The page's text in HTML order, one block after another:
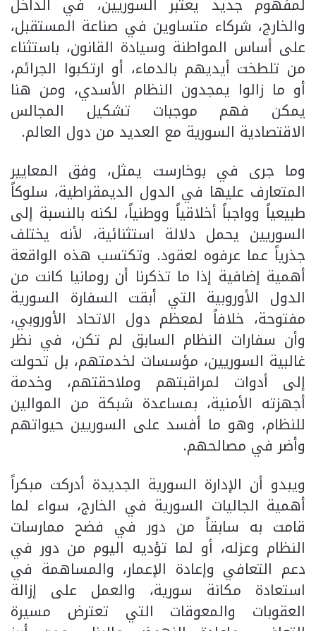
والخارج، شركاء متساوين في صناعة المستقبل،
على أساس المواطنة وسيادة القانون، باستثناء
من تلطخت أيديهم بالدماء، أو ارتكبوا الجرائم،
أو ما زالوا يمجدون النظام الأسدي، ومن هنا
يمكن فهم موجبات تشكيل المجالس
الاقتصادية السورية مع العديد من دول العالم.
وما جرى في بوخارست يمثل، وفق المعايير
المتعارف عليها في الدول الديمقراطية، سلوكاً
طبيعياً وواجباً أخلاقياً ووطنياً، لكنه بالنسبة إلى
السوريين يحمل دلالة استثنائية، لأنه يختلف
جذرياً عما عرفوه لعقود. وتكتسب هذه الواقعة
أهمية إضافية إذا ما تذكرنا أن رومانيا كانت من
الدول الأوروبية التي أبقت السفارة السورية
مفتوحة، خلافاً لمعظم دول الاتحاد الأوروبي،
وأن سفارات النظام السابق لم تكن، في نظر
غالبية السوريين، مؤسسات لخدمتهم، بل تحولت
إلى أدوات لمراقبتهم وملاحقتهم، وخدمة
أجهزته الأمنية، بمساعدة شبكة من الموالين
للنظام، وهو ما أفسد على السوريين حيواتهم
وأضر في مصالحهم.
ويبدو أن الإدارة السورية الجديدة أدركت مبكراً
أهمية الجاليات السورية في الخارج، سواء لما
قامت به سابقاً من دور في فضح ممارسات
النظام وعزله، أو لما تؤديه اليوم من دور في
دعم التعافي وإعادة الإعمار، والمساهمة في
استعادة مكانة سورية، والعمل على إزالة
العقوبات والمعوقات التي تعترض مسيرة